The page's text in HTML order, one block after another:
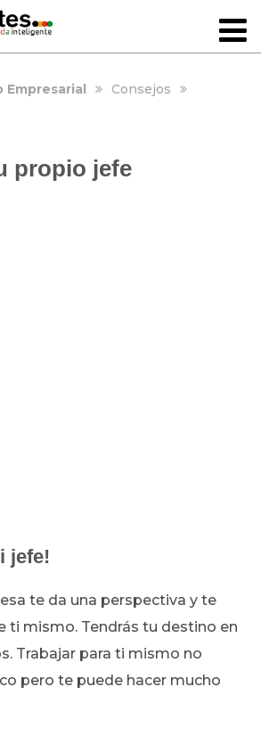
Empresarial
Consejos
propio jefe
jefe!
te da una perspectiva y te
ti mismo. Tendrás tu destino en
Trabajar para ti mismo no
pero te puede hacer mucho